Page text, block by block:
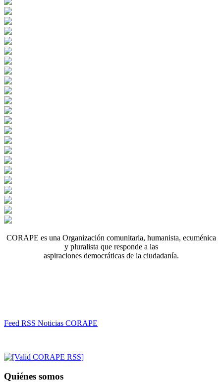
CORAPE es una Organización comunitaria, humanista, ecuménica
y pluralista que responde a las
aspiraciones democráticas de la ciudadanía.
Feed RSS Noticias CORAPE
Quiénes somos